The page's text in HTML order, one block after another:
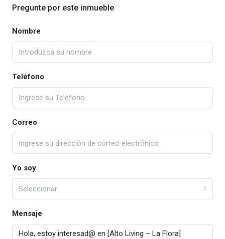
Pregunte por este inmueble
Nombre
Teléfono
Correo
Yo soy
Seleccionar
Mensaje